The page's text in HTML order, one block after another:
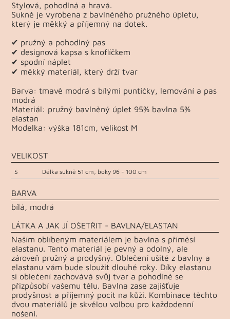
Stylová, pohodlná a hravá.
Sukně je vyrobena z bavlněného pružného úpletu,
který je měkký a příjemný na dotek.
✔ pružný a pohodlný pas
✔ designová kapsa s knoflíčkem
✔ spodní náplet
✔ měkký materiál, který drží tvar
Barva: tmavě modrá s bílými puntíčky, lemování a pas
modrá
Materiál: pružný bavlněný úplet 95% bavlna 5%
elastan
Modelka: výška 181cm, velikost M
VELIKOST
S Délka sukně 51 cm, boky 96 - 100 cm
BARVA
bílá, modrá
LÁTKA A JAK JÍ OŠETŘIT - BAVLNA/ELASTAN
Naším oblíbeným materiálem je bavlna s příměsí
elastanu. Tento materiál je pevný a odolný, ale
zároveň pružný a prodyšný. Oblečení ušité z bavlny a
elastanu vám bude sloužit dlouhé roky. Díky elastanu
si oblečení zachovává svůj tvar a pohodlně se
přizpůsobí vašemu tělu. Bavlna zase zajišťuje
prodyšnost a příjemný pocit na kůži. Kombinace těchto
dvou materiálů je skvělou volbou pro každodenní
nošení.